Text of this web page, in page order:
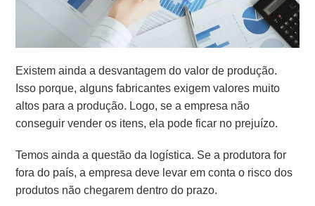
Existem ainda a desvantagem do valor de produção.
Isso porque, alguns fabricantes exigem valores muito
altos para a produção. Logo, se a empresa não
conseguir vender os itens, ela pode ficar no prejuízo.
Temos ainda a questão da logística. Se a produtora for
fora do país, a empresa deve levar em conta o risco dos
produtos não chegarem dentro do prazo.